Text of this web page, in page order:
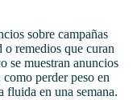
sobre campañas
o remedios que curan
se muestran anuncios
perder peso en
fluida en una semana.